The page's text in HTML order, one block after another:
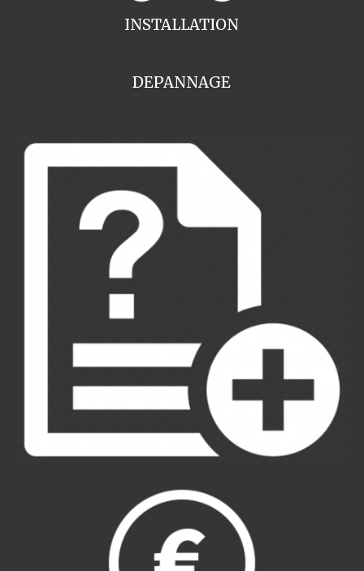
INSTALLATION
DEPANNAGE